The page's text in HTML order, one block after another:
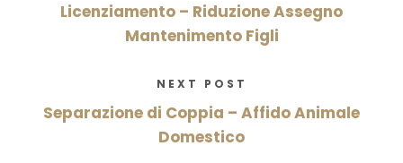
Licenziamento – Riduzione Assegno
Mantenimento Figli
NEXT POST
Separazione di Coppia – Affido Animale
Domestico